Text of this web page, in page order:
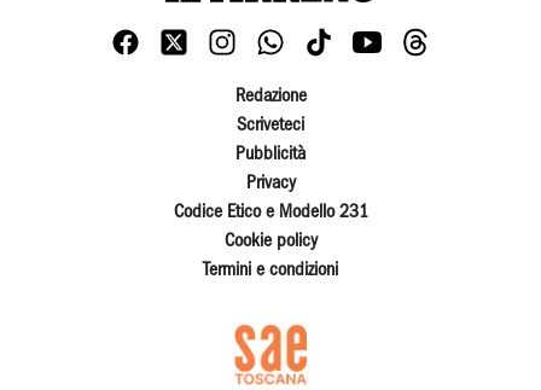
Redazione
Scriveteci
Pubblicità
Privacy
Codice Etico e Modello 231
Cookie policy
Termini e condizioni